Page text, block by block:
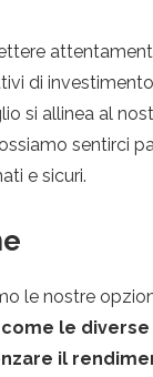
di
si allinea al
sentirci
e sicuri.
le nostre
le
il